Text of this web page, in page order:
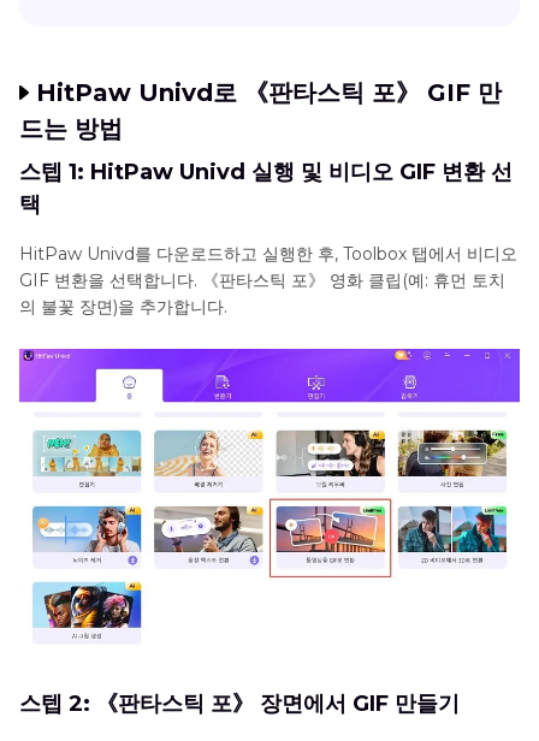
HitPaw Univd로 《판타스틱 포》 GIF 만
드는 방법
스텝 1: HitPaw Univd 실행 및 비디오 GIF 변환 선
택
HitPaw Univd를 다운로드하고 실행한 후, Toolbox 탭에서 비디오
GIF 변환을 선택합니다. 《판타스틱 포》 영화 클립(예: 휴먼 토치
의 불꽃 장면)을 추가합니다.
스텝 2: 《판타스틱 포》 장면에서 GIF 만들기